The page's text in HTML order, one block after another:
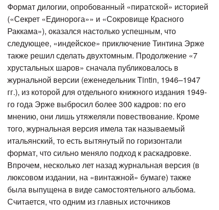
Формат дилогии, опробованный «пиратской» историей
(«Секрет «Единорога»» и «Сокровище Красного
Раккама»), оказался настолько успешным, что
следующее, «индейское» приключение Тинтина Эрже
также решил сделать двухтомным. Продолжение «7
хрустальных шаров» сначала публиковалось в
журнальной версии (еженедельник Tintin, 1946–1947
гг.), из которой для отдельного книжного издания 1949-
го года Эрже выбросил более 300 кадров: по его
мнению, они лишь утяжеляли повествование. Кроме
того, журнальная версия имела так называемый
итальянский, то есть вытянутый по горизонтали
формат, что сильно меняло подход к раскадровке.
Впрочем, несколько лет назад журнальная версия (в
люксовом издании, на «винтажной» бумаге) также
была выпущена в виде самостоятельного альбома.
Считается, что одним из главных источников